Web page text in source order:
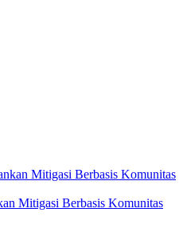
Mitigasi Berbasis Komunitas